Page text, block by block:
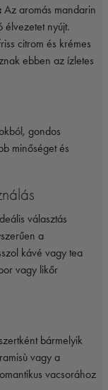
Az aromás mandarin
élvezetet nyújt.
citrom és krémes
ebben az ízletes
gondos
minőséget és
választás
a
kávé vagy tea
vagy likőr
bármelyik
vagy a
vacsorához